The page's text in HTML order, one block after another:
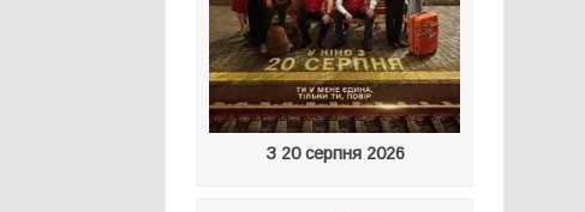
З 20 серпня 2026